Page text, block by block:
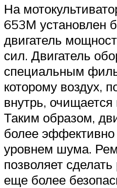
На
653М установлен
двигатель
сил. Двигатель
специальным
которому воздух,
внутрь, очищается
Таким образом,
более
уровнем шума.
позволяет
еще более